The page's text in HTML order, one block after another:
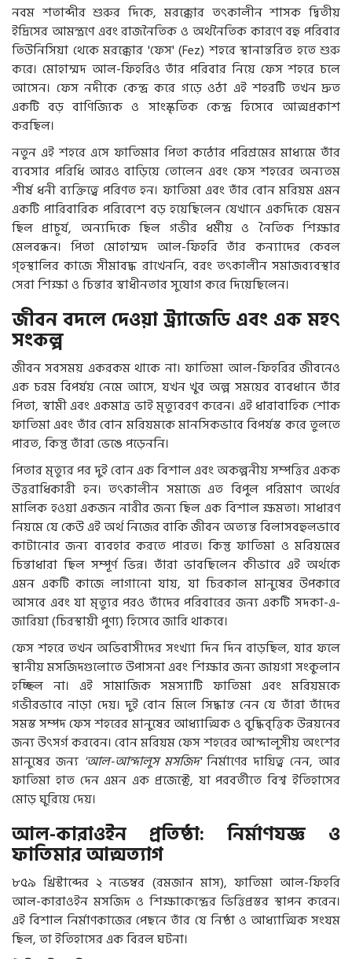
নবম শতাব্দীর শুরুর দিকে, মরক্কোর তৎকালীন শাসক দ্বিতীয়
ইদ্রিসের আমন্ত্রণে এবং রাজনৈতিক ও অর্থনৈতিক কারণে বহু পরিবার
তিউনিসিয়া থেকে মরক্কোর 'ফেস' (Fez) শহরে স্থানান্তরিত হতে শুরু
করে। মোহাম্মদ আল-ফিহরিও তাঁর পরিবার নিয়ে ফেস শহরে চলে
আসেন। ফেস নদীকে কেন্দ্র করে গড়ে ওঠা এই শহরটি তখন দ্রুত
একটি বড় বাণিজ্যিক ও সাংস্কৃতিক কেন্দ্র হিসেবে আত্মপ্রকাশ
করছিল।
নতুন এই শহরে এসে ফাতিমার পিতা কঠোর পরিশ্রমের মাধ্যমে তাঁর
ব্যবসার পরিধি আরও বাড়িয়ে তোলেন এবং ফেস শহরের অন্যতম
শীর্ষ ধনী ব্যক্তিত্বে পরিণত হন। ফাতিমা এবং তাঁর বোন মরিয়ম এমন
একটি পারিবারিক পরিবেশে বড় হয়েছিলেন যেখানে একদিকে যেমন
ছিল প্রাচুর্য, অন্যদিকে ছিল গভীর ধর্মীয় ও নৈতিক শিক্ষার
মেলবন্ধন। পিতা মোহাম্মদ আল-ফিহরি তাঁর কন্যাদের কেবল
গৃহস্থালির কাজে সীমাবদ্ধ রাখেননি, বরং তৎকালীন সমাজব্যবস্থার
সেরা শিক্ষা ও চিন্তার স্বাধীনতার সুযোগ করে দিয়েছিলেন।
জীবন বদলে দেওয়া ট্র্যাজেডি এবং এক মহৎ
সংকল্প
জীবন সবসময় একরকম থাকে না। ফাতিমা আল-ফিহরির জীবনেও
এক চরম বিপর্যয় নেমে আসে, যখন খুব অল্প সময়ের ব্যবধানে তাঁর
পিতা, স্বামী এবং একমাত্র ভাই মৃত্যুবরণ করেন। এই ধারাবাহিক শোক
ফাতিমা এবং তাঁর বোন মরিয়মকে মানসিকভাবে বিপর্যস্ত করে তুলতে
পারত, কিন্তু তাঁরা ভেঙে পড়েননি।
পিতার মৃত্যুর পর দুই বোন এক বিশাল এবং অকল্পনীয় সম্পত্তির একক
উত্তরাধিকারী হন। তৎকালীন সমাজে এত বিপুল পরিমাণ অর্থের
মালিক হওয়া একজন নারীর জন্য ছিল এক বিশাল ক্ষমতা। সাধারণ
নিয়মে যে কেউ এই অর্থ নিজের বাকি জীবন অত্যন্ত বিলাসবহুলভাবে
কাটানোর জন্য ব্যবহার করতে পারত। কিন্তু ফাতিমা ও মরিয়মের
চিন্তাধারা ছিল সম্পূর্ণ ভিন্ন। তাঁরা ভাবছিলেন কীভাবে এই অর্থকে
এমন একটি কাজে লাগানো যায়, যা চিরকাল মানুষের উপকারে
আসবে এবং যা মৃত্যুর পরও তাঁদের পরিবারের জন্য একটি সদকা-এ-
জারিয়া (চিরস্থায়ী পুণ্য) হিসেবে জারি থাকবে।
ফেস শহরে তখন অভিবাসীদের সংখ্যা দিন দিন বাড়ছিল, যার ফলে
স্থানীয় মসজিদগুলোতে উপাসনা এবং শিক্ষার জন্য জায়গা সংকুলান
হচ্ছিল না। এই সামাজিক সমস্যাটি ফাতিমা এবং মরিয়মকে
গভীরভাবে নাড়া দেয়। দুই বোন মিলে সিদ্ধান্ত নেন যে তাঁরা তাঁদের
সমস্ত সম্পদ ফেস শহরের মানুষের আধ্যাত্মিক ও বুদ্ধিবৃত্তিক উন্নয়নের
জন্য উৎসর্গ করবেন। বোন মরিয়ম ফেস শহরের আন্দালুসীয় অংশের
মানুষের জন্য 'আল-আন্দালুস মসজিদ'নির্মাণের দায়িত্ব নেন, আর
ফাতিমা হাত দেন এমন এক প্রজেক্টে, যা পরবর্তীতে বিশ্ব ইতিহাসের
মোড় ঘুরিয়ে দেয়।
আল-কারাওইন প্রতিষ্ঠা: নির্মাণযজ্ঞ ও
ফাতিমার আত্মত্যাগ
৮৫৯ খ্রিস্টাব্দের ২ নভেম্বর (রমজান মাস), ফাতিমা আল-ফিহরি
আল-কারাওইন মসজিদ ও শিক্ষাকেন্দ্রের ভিত্তিপ্রস্তর স্থাপন করেন।
এই বিশাল নির্মাণকাজের পেছনে তাঁর যে নিষ্ঠা ও আধ্যাত্মিক সংযম
ছিল, তা ইতিহাসের এক বিরল ঘটনা।